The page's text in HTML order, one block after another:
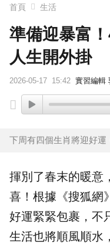
首頁 生活
準備迎暴富
人生開外掛
2026-05-17 15:42 實習編輯
下周有四個生肖將迎好運
揮別了春末的暖意
喜！根據《搜狐網
好運緊緊包裹，不
生活也將順風順水